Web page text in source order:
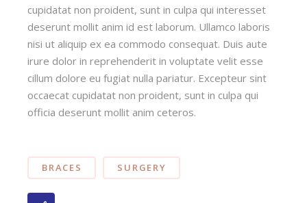
cupidatat non proident, sunt in culpa qui interesset
deserunt mollit anim id est laborum. Ullamco laboris
nisi ut aliquip ex ea commodo consequat. Duis aute
irure dolor in reprehenderit in voluptate velit esse
cillum dolore eu fugiat nulla pariatur. Excepteur sint
occaecat cupidatat non proident, sunt in culpa qui
officia deserunt mollit anim ceteros.
BRACES SURGERY